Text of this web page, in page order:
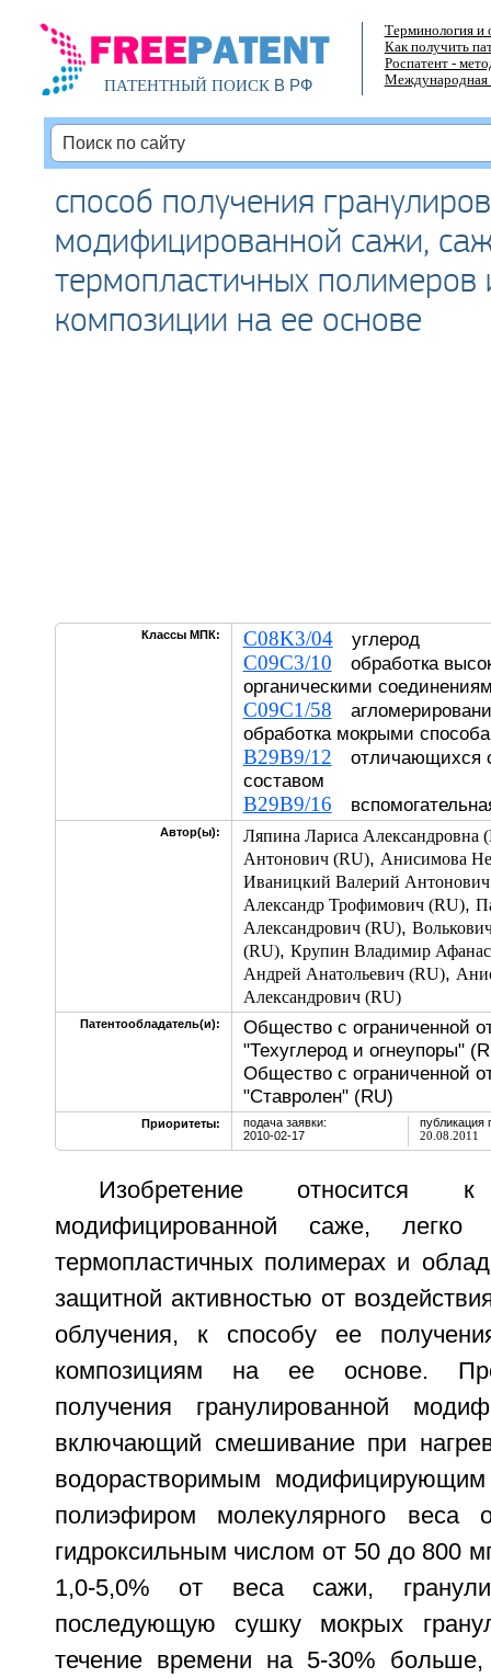
ПАТЕНТНЫЙ ПОИСКВ РФ
Терминология и
Как получить
Роспатент -
Международная
способ получения
модифицированной сажи,
термопластичных
композиции на ее основе
Классы МПК: C08K3/04углерод
C09C3/10 обработка
органическими
C09C1/58
обработка мокрыми
B29B9/12 отличающихся
составом
B29B9/16
Автор(ы):
Ляпина Лариса Александровна
Антонович (RU), Анисимова
Иваницкий Валерий
Александр Трофимович (RU),
Александрович (RU),
(RU), Крупин Владимир
Андрей Анатольевич (RU),
Александрович (RU)
Патентообладатель(и):
Общество с ограниченной
"Техуглерод и огнеупоры"
Общество с ограниченной
"Ставролен" (RU)
Приоритеты:
подача заявки:
2010-02-17
публикация
20.08.2011
Изобретение относится к
модифицированной саже, легко
термопластичных полимерах и
защитной активностью от
облучения, к способу ее
композициям на ее основе.
получения гранулированной
включающий смешивание при
водорастворимым
полиэфиром молекулярного
гидроксильным числом от 50 до 800
1,0-5,0% от веса сажи,
последующую сушку мокрых
течение времени на 5-30%